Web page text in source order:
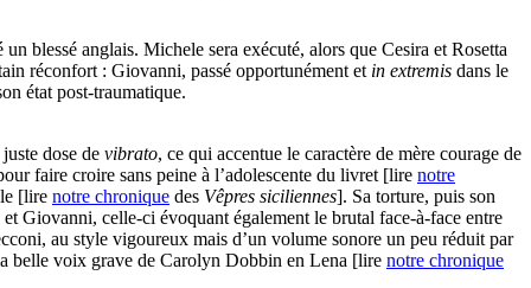
blessé anglais. Michele sera exécuté, alors que Cesira et Rosetta
réconfort : Giovanni, passé opportunément et in extremis dans le
état post-traumatique.
dose de vibrato, ce qui accentue le caractère de mère courage de
faire croire sans peine à l’adolescente du livret [lire notre
[lire notre chronique des Vêpres siciliennes]. Sa torture, puis son
Giovanni, celle-ci évoquant également le brutal face-à-face entre
au style vigoureux mais d’un volume sonore un peu réduit par
belle voix grave de Carolyn Dobbin en Lena [lire notre chronique